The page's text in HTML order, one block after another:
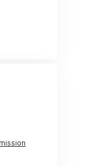
neues Fenster)